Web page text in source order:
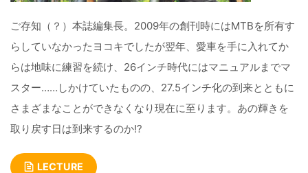
ご存知（？）本誌編集長。2009年の創刊時にはMTBを所有す
らしていなかったヨコキでしたが翌年、愛車を手に入れてか
らは地味に練習を続け、26インチ時代にはマニュアルまでマ
スター……しかけていたものの、27.5インチ化の到来とともに
さまざまなことができなくなり現在に至ります。あの輝きを
取り戻す日は到来するのか!?
LECTURE